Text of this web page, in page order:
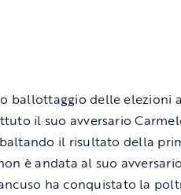
ballottaggio delle elezioni
il suo avversario
il risultato della
è andata al suo
ha conquistato la